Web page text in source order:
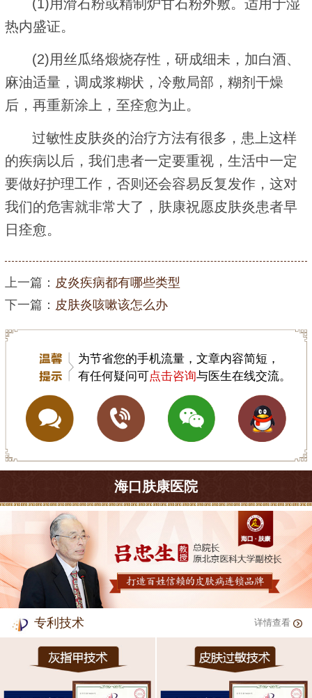
(1)用滑石粉或精制炉甘石粉外敷。适用于湿
热内盛证。
(2)用丝瓜络煅烧存性，研成细未，加白酒、
麻油适量，调成浆糊状，冷敷局部，糊剂干燥
后，再重新涂上，至痊愈为止。
过敏性皮肤炎的治疗方法有很多，患上这样
的疾病以后，我们患者一定要重视，生活中一定
要做好护理工作，否则还会容易反复发作，这对
我们的危害就非常大了，肤康祝愿皮肤炎患者早
日痊愈。
上一篇： 皮炎疾病都有哪些类型
下一篇： 皮肤炎咳嗽该怎么办
为节省您的手机流量，文章内容简短，
有任何疑问可点击咨询与医生在线交流。
海口肤康医院
专利技术 详情查看